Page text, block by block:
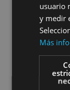
usuario
y medir
Más